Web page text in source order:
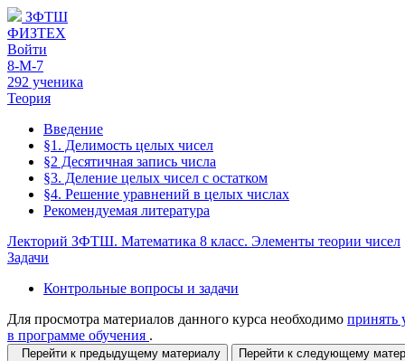
ЗФТШ
ФИЗТЕХ
Войти
8-М-7
292 ученика
Теория
Введение
§1. Делимость целых чисел
§2 Десятичная запись числа
§3. Деление целых чисел с остатком
§4. Решение уравнений в целых числах
Рекомендуемая литература
Лекторий ЗФТШ. Математика 8 класс. Элементы теории чисел
Задачи
Контрольные вопросы и задачи
Для просмотра материалов данного курса необходимо принять
в программе обучения .
Перейти к предыдущему материалу Перейти к следующему